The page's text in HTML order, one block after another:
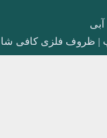
| ظروف فلزی کافی